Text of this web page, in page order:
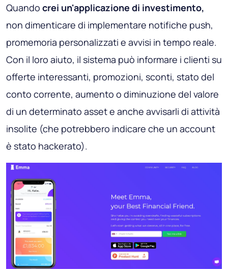
Quando crei un'applicazione di investimento,
non dimenticare di implementare notifiche push,
promemoria personalizzati e avvisi in tempo reale.
Con il loro aiuto, il sistema può informare i clienti su
offerte interessanti, promozioni, sconti, stato del
conto corrente, aumento o diminuzione del valore
di un determinato asset e anche avvisarli di attività
insolite (che potrebbero indicare che un account
è stato hackerato).